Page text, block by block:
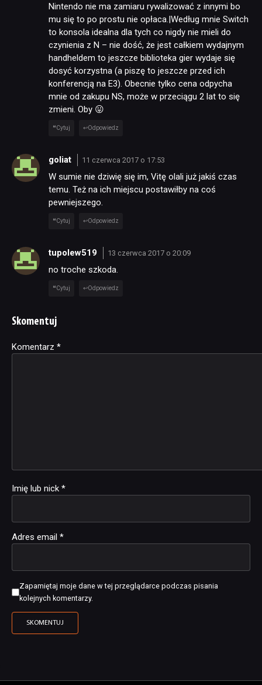
Nintendo nie ma zamiaru rywalizować z innymi bo
mu się to po prostu nie opłaca.|Według mnie Switch
to konsola idealna dla tych co nigdy nie mieli do
czynienia z N – nie dość, że jest całkiem wydajnym
handheldem to jeszcze biblioteka gier wydaje się
dosyć korzystna (a piszę to jeszcze przed ich
konferencją na E3). Obecnie tylko cena odpycha
mnie od zakupu NS, może w przeciągu 2 lat to się
zmieni. Oby 😛
Cytuj Odpowiedz
goliat 11 czerwca 2017 o 17:53
W sumie nie dziwię się im, Vitę olali już jakiś czas
temu. Też na ich miejscu postawiłby na coś
pewniejszego.
Cytuj Odpowiedz
tupolew519 13 czerwca 2017 o 20:09
no troche szkoda.
Cytuj Odpowiedz
Skomentuj
Komentarz *
Imię lub nick *
Adres email *
Zapamiętaj moje dane w tej przeglądarce podczas pisania
kolejnych komentarzy.
Alternative: